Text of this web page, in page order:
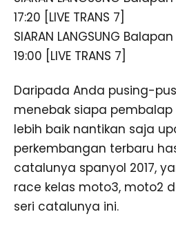
17:20 [LIVE TRANS 7]
SIARAN LANGSUNG
19:00 [LIVE TRANS 7]
Daripada Anda pusing-
menebak siapa
lebih baik nantikan saja
perkembangan terbaru
catalunya spanyol 2017,
race kelas moto3, moto2
seri catalunya ini.